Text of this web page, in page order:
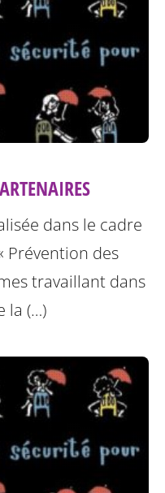
dans le cadre
Prévention des
travaillant dans
la (…)